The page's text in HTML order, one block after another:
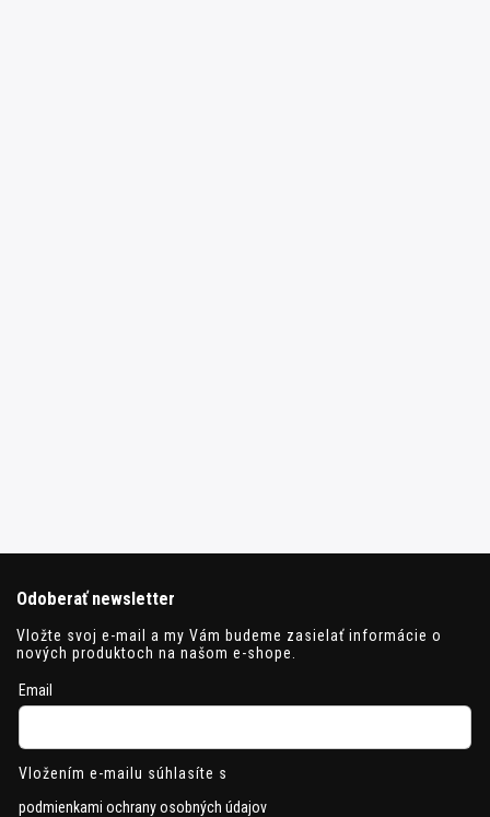
Odoberať newsletter
Vložte svoj e-mail a my Vám budeme zasielať informácie o
nových produktoch na našom e-shope.
Email
Vložením e-mailu súhlasíte s
podmienkami ochrany osobných údajov